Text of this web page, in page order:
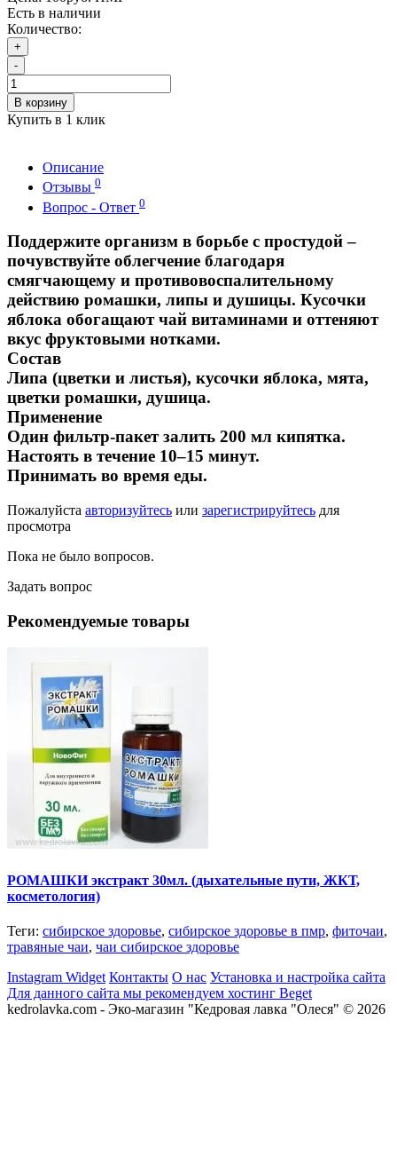
Есть в наличии
Количество:
+
-
В корзину
Купить в 1 клик
Описание
Отзывы 0
Вопрос - Ответ 0
Поддержите организм в борьбе с простудой –
почувствуйте облегчение благодаря
смягчающему и противовоспалительному
действию ромашки, липы и душицы. Кусочки
яблока обогащают чай витаминами и оттеняют
вкус фруктовыми нотками.
Состав
Липа (цветки и листья), кусочки яблока, мята,
цветки ромашки, душица.
Применение
Один фильтр-пакет залить 200 мл кипятка.
Настоять в течение 10–15 минут.
Принимать во время еды.
Пожалуйста авторизуйтесь или зарегистрируйтесь для
просмотра
Пока не было вопросов.
Задать вопрос
Рекомендуемые товары
РОМАШКИ экстракт 30мл. (дыхательные пути, ЖКТ,
косметология)
Теги: сибирское здоровье, сибирское здоровье в пмр, фиточаи,
травяные чаи, чаи сибирское здоровье
Instagram Widget Контакты О нас Установка и настройка сайта
Для данного сайта мы рекомендуем хостинг Beget
kedrolavka.com - Эко-магазин "Кедровая лавка "Олеся" © 2026